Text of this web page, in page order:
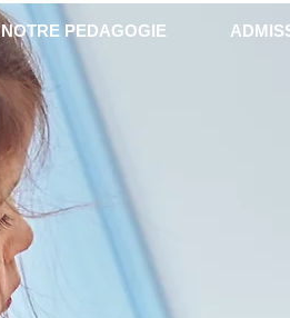
NOTRE PEDAGOGIE